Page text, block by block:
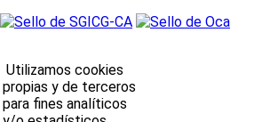
Utilizamos cookies
propias y de terceros
para fines analíticos